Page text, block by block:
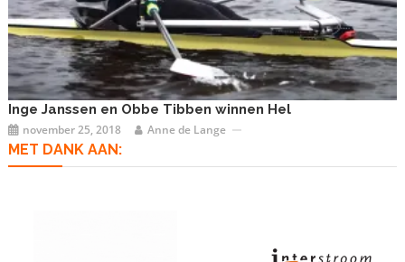
Inge Janssen en Obbe Tibben winnen Hel
november 25, 2018 Anne de Lange
MET DANK AAN: